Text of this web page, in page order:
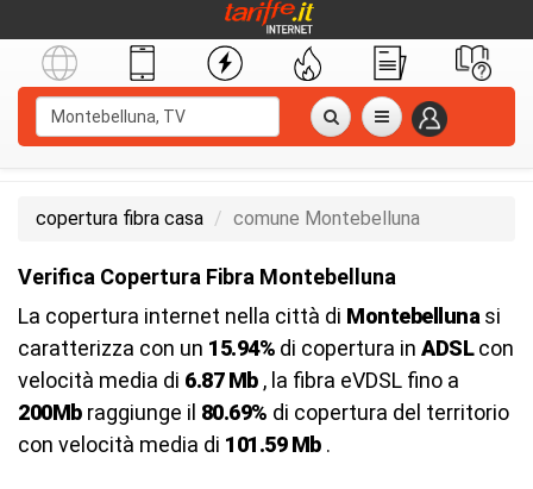
copertura fibra casa comune Montebelluna
Verifica Copertura Fibra Montebelluna
La copertura internet nella città di Montebelluna si
caratterizza con un 15.94% di copertura in ADSLcon
velocità media di 6.87 Mb, la fibra eVDSL fino a
200Mbraggiunge il 80.69% di copertura del territorio
con velocità media di 101.59 Mb.